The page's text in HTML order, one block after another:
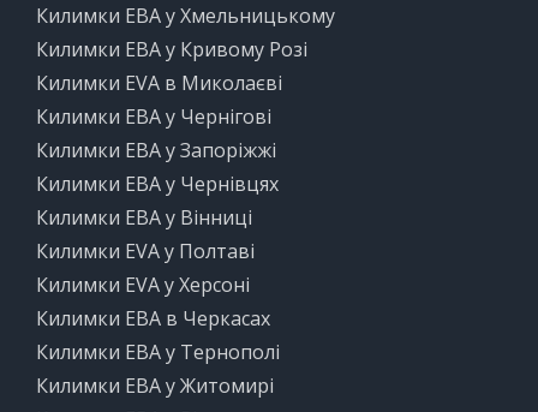
Килимки ЕВА у Хмельницькому
Килимки ЕВА у Кривому Розі
Килимки EVA в Миколаєві
Килимки ЕВА у Чернігові
Килимки ЕВА у Запоріжжі
Килимки ЕВА у Чернівцях
Килимки ЕВА у Вінниці
Килимки EVA у Полтаві
Килимки EVA у Херсоні
Килимки ЕВА в Черкасах
Килимки ЕВА у Тернополі
Килимки ЕВА у Житомирі